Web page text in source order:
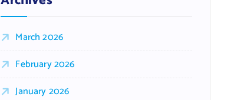
March 2026
February 2026
January 2026